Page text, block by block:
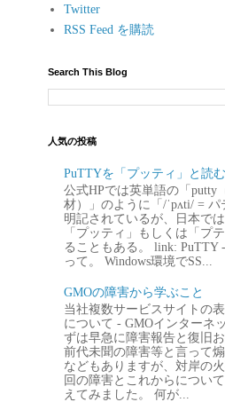
Twitter
RSS Feed を購読
Search This Blog
人気の投稿
PuTTYを「プッティ」と読
公式HPでは英単語の「putty
材）」のように「/ˈpʌti/ = パ
明記されているが、日本で
「プッティ」もしくは「プ
ることもある。 link: PuTTY
って。 Windows環境でSS...
GMOの障害から学ぶこと
当社複数サービスサイトの
について - GMOインターネ
ずは早急に障害報告と復旧お
前代未聞の障害等と言って
などもありますが、対岸の
回の障害とこれからについ
えてみました。 何が...